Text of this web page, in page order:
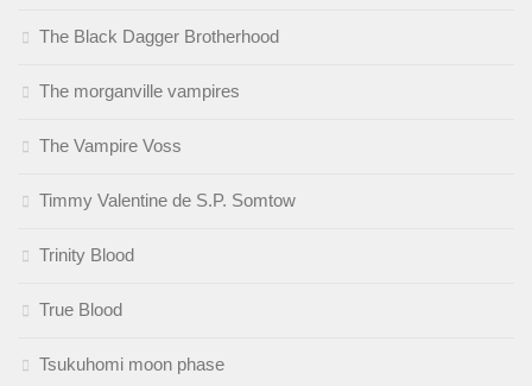
The Black Dagger Brotherhood
The morganville vampires
The Vampire Voss
Timmy Valentine de S.P. Somtow
Trinity Blood
True Blood
Tsukuhomi moon phase